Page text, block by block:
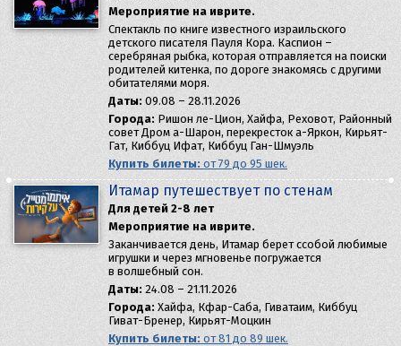
Мероприятие на иврите.
Спектакль по книге известного израильского
детского писателя Пауля Кора. Каспион –
серебряная рыбка, которая отправляется на поиски
родителей китенка, по дороге знакомясь с другими
обитателями моря.
Даты: 09.08 – 28.11.2026
Города: Ришон ле-Цион, Хайфа, Реховот, Районный
совет Дром а-Шарон, перекресток а-Яркон, Кирьят-
Гат, Киббуц Ифат, Киббуц Ган-Шмуэль
Купить билеты: от 79 до 95 шек.
Итамар путешествует по стенам
Для детей 2-8 лет
Мероприятие на иврите.
Заканчивается день, Итамар берет ссобой любимые
игрушки и через мгновенье погружается
в волшебный сон.
Даты: 24.08 – 21.11.2026
Города: Хайфа, Кфар-Саба, Гиватаим, Киббуц
Гиват-Бренер, Кирьят-Моцкин
Купить билеты: от 81 до 89 шек.